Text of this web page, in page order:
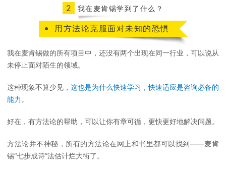
2 我在麦肯锡学到了什么？
用方法论克服面对未知的恐惧
我在麦肯锡做的所有项目中，还没有两个出现在同一行业，可以说从
未停止面对陌生的领域。
这种现象不算少见， 这也是为什么快速学习，快速适应是咨询必备的
能力。
好在，有方法论的帮助，可以让你有章可循，更快更好地解决问题。
方法论并不神秘，所有的方法论在网上和书里都可以找到——麦肯
锡“七步成诗”法估计烂大街了。